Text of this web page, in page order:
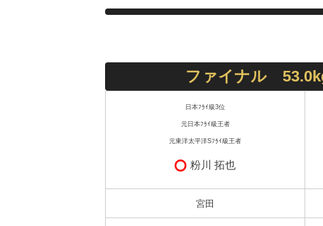
ファイナル
日本ﾌﾗｲ級3位
元日本ﾌﾗｲ級王者
元東洋太平洋Sﾌﾗｲ級王者
粉川 拓也
宮田